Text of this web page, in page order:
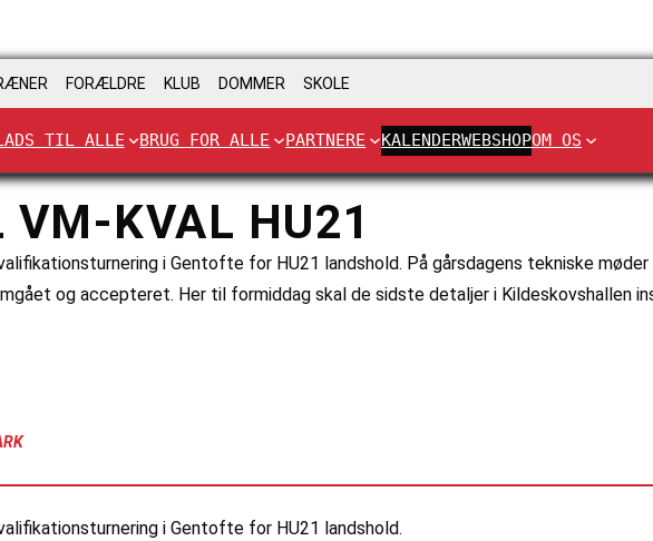
FORÆLDRE KLUB DOMMER SKOLE
TIL ALLE BRUG FOR ALLE PARTNERE KALENDERWEBSHOPOM OS
VM-KVAL HU21
i Gentofte for HU21 landshold. På gårsdagens tekniske
og accepteret. Her til formiddag skal de sidste detaljer i Kildeskovshallen
i Gentofte for HU21 landshold.